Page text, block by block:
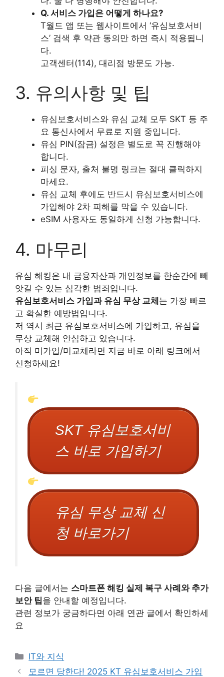
Q. 서비스 가입은 어떻게 하나요?
T월드 앱 또는 웹사이트에서 ‘유심보호서비
스’ 검색 후 약관 동의만 하면 즉시 적용됩니
다.
고객센터(114), 대리점 방문도 가능.
3. 유의사항 및 팁
유심보호서비스와 유심 교체 모두 SKT 등 주
요 통신사에서 무료로 지원 중입니다.
유심 PIN(잠금) 설정은 별도로 꼭 진행해야
합니다.
피싱 문자, 출처 불명 링크는 절대 클릭하지
마세요.
유심 교체 후에도 반드시 유심보호서비스에
가입해야 2차 피해를 막을 수 있습니다.
eSIM 사용자도 동일하게 신청 가능합니다.
4. 마무리
유심 해킹은 내 금융자산과 개인정보를 한순간에 빼
앗길 수 있는 심각한 범죄입니다.
유심보호서비스 가입과 유심 무상 교체는 가장 빠르
고 확실한 예방법입니다.
저 역시 최근 유심보호서비스에 가입하고, 유심을
무상 교체해 안심하고 있습니다.
아직 미가입/미교체라면 지금 바로 아래 링크에서
신청하세요!
SKT 유심보호서비
스 바로 가입하기
유심 무상 교체 신
청 바로가기
다음 글에서는 스마트폰 해킹 실제 복구 사례와 추가
보안 팁을 안내할 예정입니다.
관련 정보가 궁금하다면 아래 연관 글에서 확인하세
요
카
테
IT와 지식
모르면 당한다! 2025 KT 유심보호서비스 가입